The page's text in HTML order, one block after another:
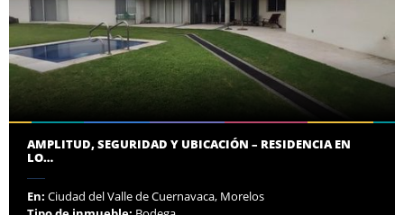
AMPLITUD, SEGURIDAD Y UBICACIÓN – RESIDENCIA EN
LO…
En: Ciudad del Valle de Cuernavaca, Morelos